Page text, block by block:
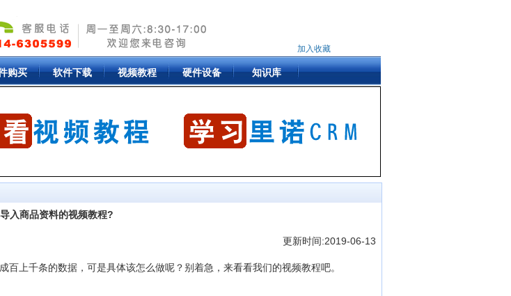
加入收藏
购买 软件下载 视频教程 硬件设备 知识库
入商品资料的视频教程?
更新时间:2019-06-13
上千条的数据，可是具体该怎么做呢？别着急，来看看我们的视频教程吧。